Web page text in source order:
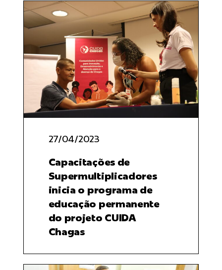
27/04/2023
Capacitações de
Supermultiplicadores
inicia o programa de
educação permanente
do projeto CUIDA
Chagas